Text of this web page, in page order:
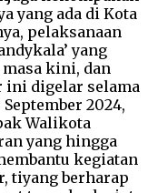
yang ada di Kota
pelaksanaan
yang
kini, dan
ini digelar selama
2024,
Walikota
yang hingga
kegiatan
tiyang berharap